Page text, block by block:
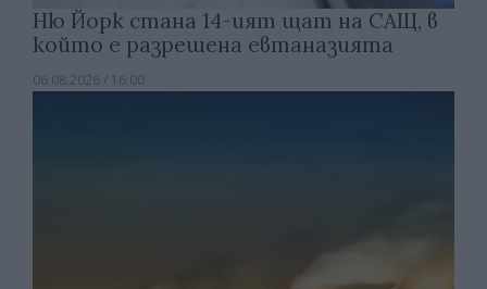
Ню Йорк стана 14-ият щат на САЩ, в
който е разрешена евтаназията
06.08.2026 / 16:00